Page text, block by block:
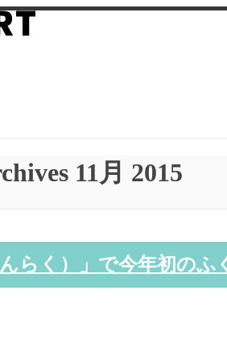
11月 2015
んらく）」で今年初のふ